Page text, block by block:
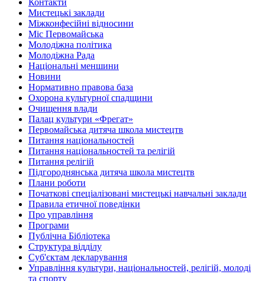
Мистецькі заклади
Міжконфесійні відносини
Міс Первомайська
Молодіжна політика
Молодіжна Рада
Національні меншини
Новини
Нормативно правова база
Охорона культурної спадщини
Очищення влади
Палац культури «Фрегат»
Первомайська дитяча школа мистецтв
Питання національностей
Питання національностей та релігій
Питання релігій
Підгороднянська дитяча школа мистецтв
Плани роботи
Початкові спеціалізовані мистецькі навчальні заклади
Правила етичної поведінки
Про управління
Програми
Публічна Бібліотека
Структура відділу
Суб'єктам декларування
Управління культури, національностей, релігій, молоді
та спорту